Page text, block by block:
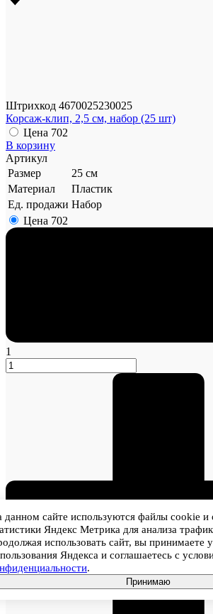
Штрихкод 4670025230025
Корсаж-клип, 2,5 см, набор (25 шт)
Цена 702
В корзину
Артикул
Размер
25 см
Материал
Пластик
Ед. продажи Набор
Цена 702
1
данном сайте используются файлы cookie и
Яндекс Метрика для анализа
использовать сайт, вы принимаете
Яндекса и соглашаетесь с
.
Принимаю